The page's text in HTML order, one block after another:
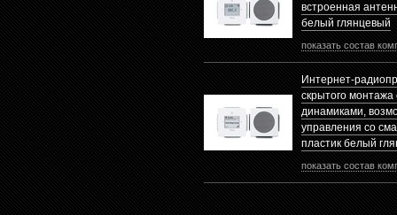
встроенная
белый глянцевый
показать состав
Интернет-
скрытого монтажа
динамиками,
управления со
пластик белый
показать состав